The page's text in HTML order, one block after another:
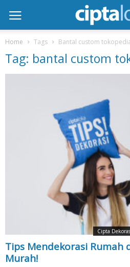
Home Tags Bantal custom
Tag: bantal custom
Cipta
Tips Mendekorasi Rumah
Murah!